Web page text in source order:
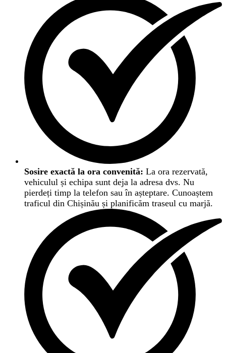
Sosire exactă la ora convenită: La ora rezervată,
vehiculul și echipa sunt deja la adresa dvs. Nu
pierdeți timp la telefon sau în așteptare. Cunoaștem
traficul din Chișinău și planificăm traseul cu marjă.